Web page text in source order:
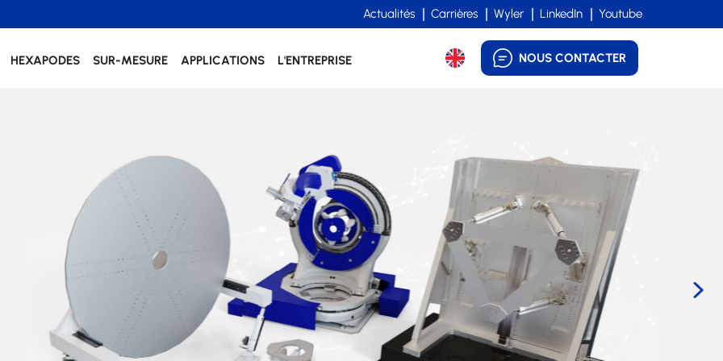
Actualités Carrières Wyler LinkedIn Youtube
HEXAPODES SUR-MESURE APPLICATIONS L'ENTREPRISE NOUS CONTACTER